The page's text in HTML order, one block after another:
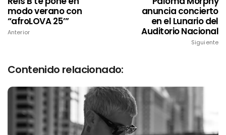
modo verano con
“afroLOVA 25’”
Anterior
anuncia concierto
en el Lunario del
Auditorio Nacional
Siguiente
Contenido relacionado: